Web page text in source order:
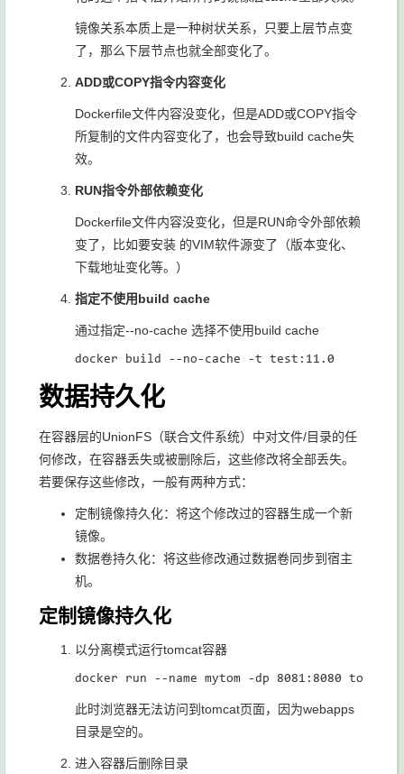
镜像关系本质上是一种树状关系，只要上层节点变
了，那么下层节点也就全部变化了。
ADD或COPY指令内容变化
Dockerfile文件内容没变化，但是ADD或COPY指令
所复制的文件内容变化了，也会导致build cache失
效。
RUN指令外部依赖变化
Dockerfile文件内容没变化，但是RUN命令外部依赖
变了，比如要安装 的VIM软件源变了（版本变化、
下载地址变化等。）
指定不使用build cache
通过指定--no-cache 选择不使用build cache
数据持久化
在容器层的UnionFS（联合文件系统）中对文件/目录的任
何修改，在容器丢失或被删除后，这些修改将全部丢失。
若要保存这些修改，一般有两种方式：
定制镜像持久化：将这个修改过的容器生成一个新
镜像。
数据卷持久化：将这些修改通过数据卷同步到宿主
机。
定制镜像持久化
以分离模式运行tomcat容器
此时浏览器无法访问到tomcat页面，因为webapps
目录是空的。
进入容器后删除目录